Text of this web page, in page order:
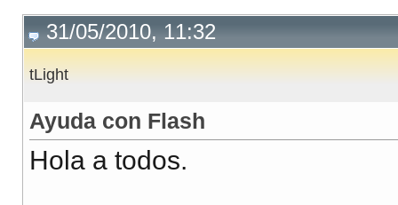
31/05/2010, 11:32
tLight
Ayuda con Flash
Hola a todos.